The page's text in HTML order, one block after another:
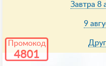
Промокод
4801
Завтра 8
9